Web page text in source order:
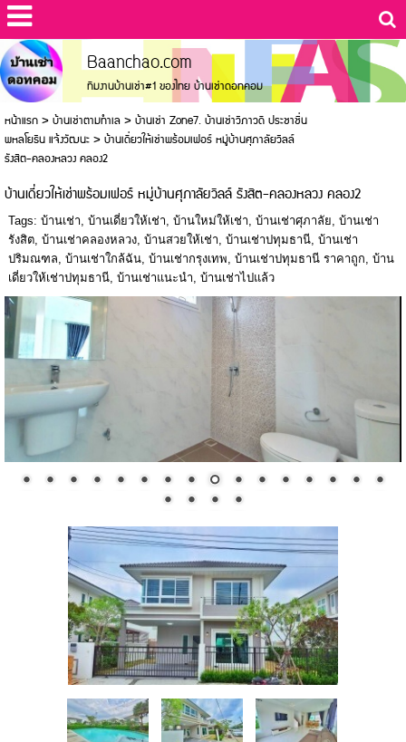
Baanchao.com
ทีมงานบ้านเช่า#1 ของไทย บ้านเช่าดอทคอม
หน้าแรก>บ้านเช่าตามทำเล>บ้านเช่า Zone7. บ้านเช่าวิภาวดี ประชาชื่น
พหลโยธิน แจ้งวัฒนะ>บ้านเดี่ยวให้เช่าพร้อมเฟอร์ หมู่บ้านศุภาลัยวิลล์
รังสิต-คลองหลวง คลอง2
บ้านเดี่ยวให้เช่าพร้อมเฟอร์ หมู่บ้านศุภาลัยวิลล์ รังสิต-คลองหลวง คลอง2
Tags: บ้านเช่า, บ้านเดี่ยวให้เช่า, บ้านใหม่ให้เช่า, บ้านเช่าศุภาลัย, บ้านเช่า
รังสิต, บ้านเช่าคลองหลวง, บ้านสวยให้เช่า, บ้านเช่าปทุมธานี, บ้านเช่า
ปริมณฑล, บ้านเช่าใกล้ฉัน, บ้านเช่ากรุงเทพ, บ้านเช่าปทุมธานี ราคาถูก, บ้าน
เดี่ยวให้เช่าปทุมธานี, บ้านเช่าแนะนำ, บ้านเช่าไปแล้ว